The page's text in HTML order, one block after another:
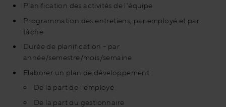
Planification des activités de l'équipe
Programmation des entretiens, par employé et par
tâche
Durée de planification - par
année/semestre/mois/semaine
Élaborer un plan de développement :
De la part de l'employé
De la part du gestionnaire